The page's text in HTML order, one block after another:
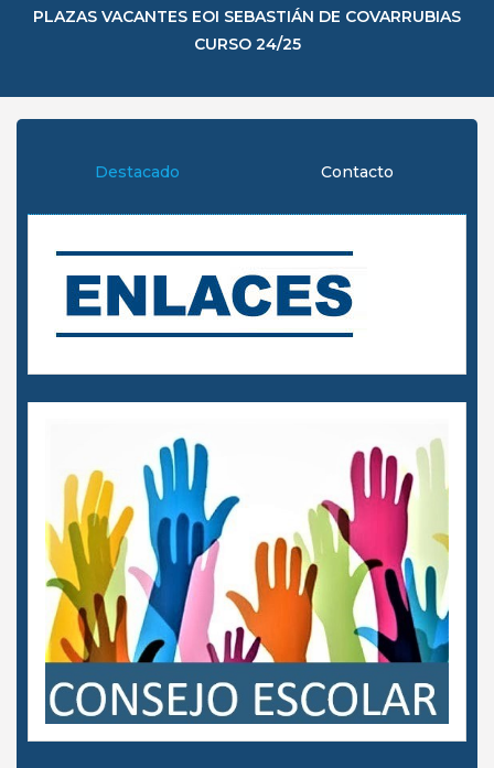
PLAZAS VACANTES EOI SEBASTIÁN DE COVARRUBIAS
CURSO 24/25
Destacado Contacto